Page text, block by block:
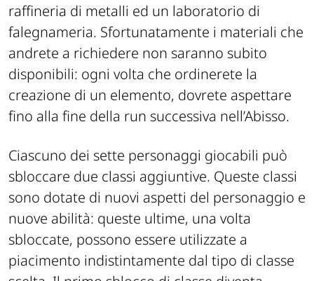
raffineria di metalli ed un laboratorio di
falegnameria. Sfortunatamente i materiali che
andrete a richiedere non saranno subito
disponibili: ogni volta che ordinerete la
creazione di un elemento, dovrete aspettare
fino alla fine della run successiva nell’Abisso.
Ciascuno dei sette personaggi giocabili può
sbloccare due classi aggiuntive. Queste classi
sono dotate di nuovi aspetti del personaggio e
nuove abilità: queste ultime, una volta
sbloccate, possono essere utilizzate a
piacimento indistintamente dal tipo di classe